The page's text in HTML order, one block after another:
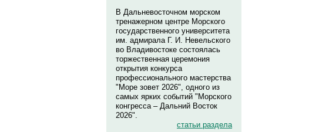
В Дальневосточном морском
тренажерном центре Морского
государственного университета
им. адмирала Г. И. Невельского
во Владивостоке состоялась
торжественная церемония
открытия конкурса
профессионального мастерства
"Море зовет 2026", одного из
самых ярких событий "Морского
конгресса – Дальний Восток
2026".
статьи раздела